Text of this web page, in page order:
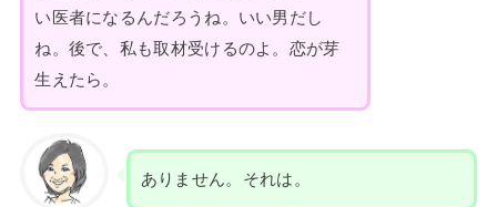
い医者になるんだろうね。いい男だし
ね。後で、私も取材受けるのよ。恋が芽
生えたら。
ありません。それは。